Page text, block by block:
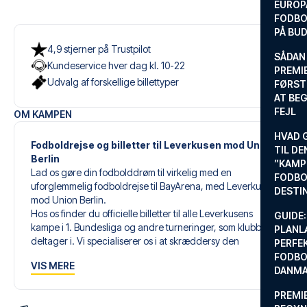
PÅ
AT
FEJL
HVAD
TIL
4,9 stjerner på Trustpilot
Kundeservice hver dag kl. 10-22
Udvalg af forskellige billettyper
OM KAMPEN
Fodboldrejse og billetter til Leverkusen mod Union
Berlin
Lad os gøre din fodbolddrøm til virkelig med en
uforglemmelig fodboldrejse til BayArena, med Leverkusen
mod Union Berlin.
Hos os finder du officielle billetter til alle Leverkusens
kampe i 1. Bundesliga og andre turneringer, som klubben
deltager i. Vi specialiserer os i at skræddersy den
ønsker og behov.
VIS MERE